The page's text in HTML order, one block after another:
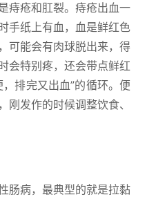
痔疮和肛裂。痔疮出血一
手纸上有血，血是鲜红色
可能会有肉球脱出来，得
会特别疼，还会带点鲜红
排完又出血”的循环。便
刚发作的时候调整饮食、
肠病，最典型的就是拉黏